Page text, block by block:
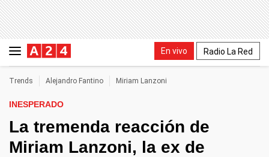
En vivo Radio La Red
Trends Alejandro Fantino Miriam Lanzoni
INESPERADO
La tremenda reacción de
Miriam Lanzoni, la ex de